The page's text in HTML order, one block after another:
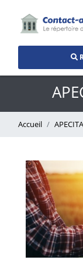
Accueil APECITA